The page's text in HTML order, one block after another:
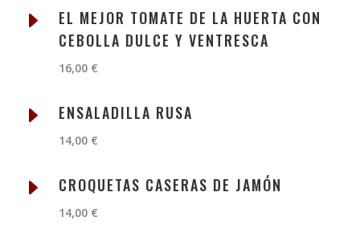
E
EL MEJOR TOMATE DE LA HUERTA CON
CEBOLLA DULCE Y VENTRESCA
16,00 €
E ENSALADILLA RUSA
14,00 €
E CROQUETAS CASERAS DE JAMÓN
14,00 €